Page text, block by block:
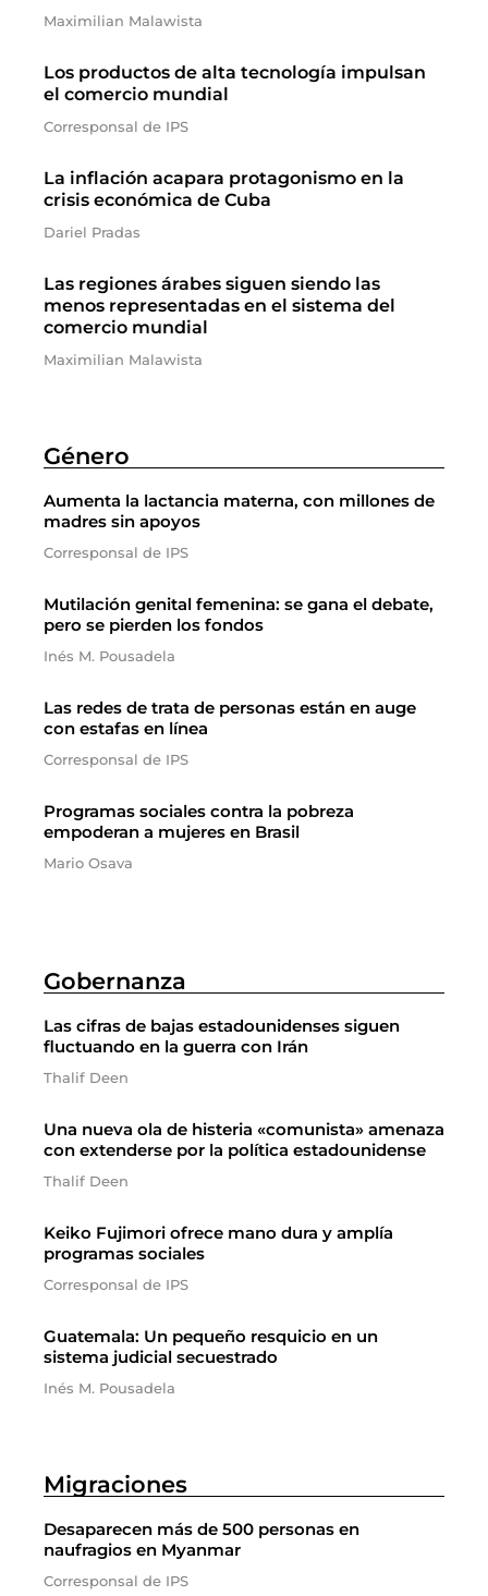
Maximilian Malawista
Los productos de alta tecnología impulsan
el comercio mundial
Corresponsal de IPS
La inflación acapara protagonismo en la
crisis económica de Cuba
Dariel Pradas
Las regiones árabes siguen siendo las
menos representadas en el sistema del
comercio mundial
Maximilian Malawista
Género
Aumenta la lactancia materna, con millones de
madres sin apoyos
Corresponsal de IPS
Mutilación genital femenina: se gana el debate,
pero se pierden los fondos
Inés M. Pousadela
Las redes de trata de personas están en auge
con estafas en línea
Corresponsal de IPS
Programas sociales contra la pobreza
empoderan a mujeres en Brasil
Mario Osava
Gobernanza
Las cifras de bajas estadounidenses siguen
fluctuando en la guerra con Irán
Thalif Deen
Una nueva ola de histeria «comunista» amenaza
con extenderse por la política estadounidense
Thalif Deen
Keiko Fujimori ofrece mano dura y amplía
programas sociales
Corresponsal de IPS
Guatemala: Un pequeño resquicio en un
sistema judicial secuestrado
Inés M. Pousadela
Migraciones
Desaparecen más de 500 personas en
naufragios en Myanmar
Corresponsal de IPS